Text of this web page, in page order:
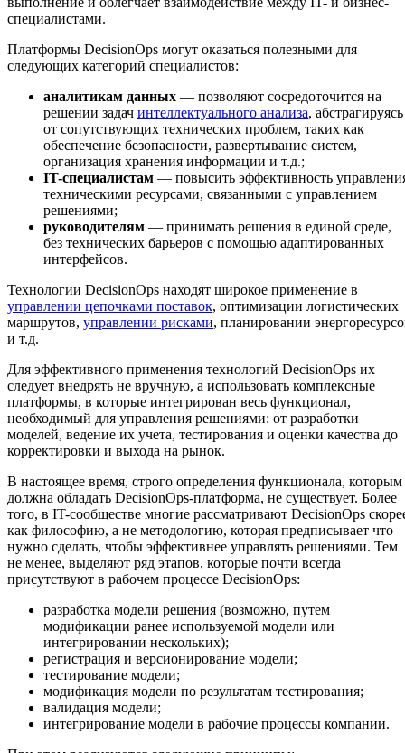
специалистами.
Платформы DecisionOps могут оказаться полезными для
следующих категорий специалистов:
аналитикам данных — позволяют сосредоточится на
решении задач интеллектуального анализа, абстрагируясь
от сопутствующих технических проблем, таких как
обеспечение безопасности, развертывание систем,
организация хранения информации и т.д.;
IT-специалистам — повысить эффективность
техническими ресурсами, связанными с управлением
решениями;
руководителям — принимать решения в единой среде,
без технических барьеров с помощью адаптированных
интерфейсов.
Технологии DecisionOps находят широкое применение в
управлении цепочками поставок, оптимизации логистических
маршрутов, управлении рисками, планировании
и т.д.
Для эффективного применения технологий DecisionOps их
следует внедрять не вручную, а использовать комплексные
платформы, в которые интегрирован весь функционал,
необходимый для управления решениями: от разработки
моделей, ведение их учета, тестирования и оценки качества до
корректировки и выхода на рынок.
В настоящее время, строго определения функционала, которым
должна обладать DecisionOps-платформа, не существует. Более
того, в IT-сообществе многие рассматривают DecisionOps
как философию, а не методологию, которая предписывает что
нужно сделать, чтобы эффективнее управлять решениями. Тем
не менее, выделяют ряд этапов, которые почти всегда
присутствуют в рабочем процессе DecisionOps:
разработка модели решения (возможно, путем
модификации ранее используемой модели или
интегрировании нескольких);
регистрация и версионирование модели;
тестирование модели;
модификация модели по результатам тестирования;
валидация модели;
интегрирование модели в рабочие процессы компании.